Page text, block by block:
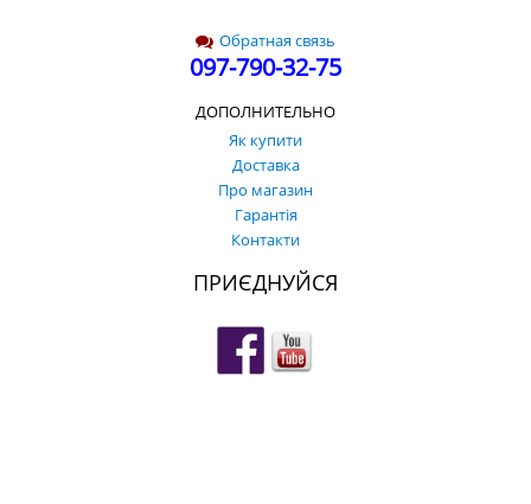
Обратная связь
097-790-32-75
ДОПОЛНИТЕЛЬНО
Як купити
Доставка
Про магазин
Гарантія
Контакти
ПРИЄДНУЙСЯ